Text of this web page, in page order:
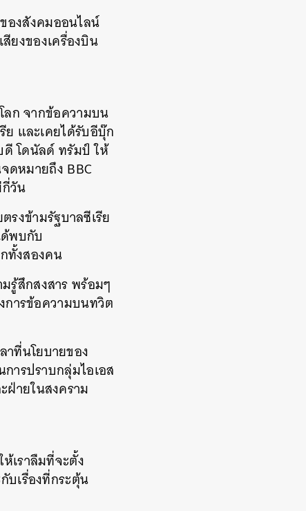
องสังคมออนไลน์
ยงของเครื่องบิน
ลก จากข้อความบน
และเคยได้รับอีบุ๊ก
ดี โดนัลด์ ทรัมป์ ให้
ดหมายถึง BBC
วัน
งข้ามรัฐบาลซีเรีย
พบกับ
ทั้งสองคน
รู้สึกสงสาร พร้อมๆ
การข้อความบนทวิต
าที่นโยบายของ
ารปราบกลุ่มไอเอส
ายในสงคราม
เราลืมที่จะตั้ง
บเรื่องที่กระตุ้น